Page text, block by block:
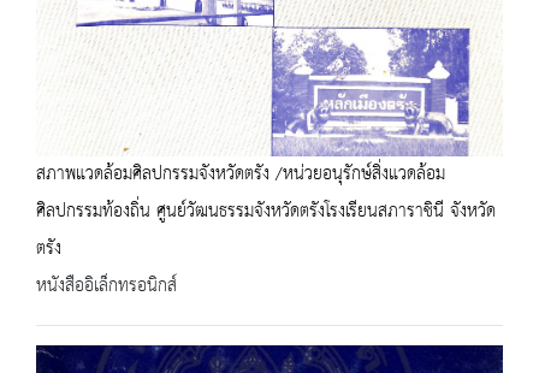
สภาพแวดล้อมศิลปกรรมจังหวัดตรัง /หน่วยอนุรักษ์สิ่งแวดล้อม
ศิลปกรรมท้องถิ่น ศูนย์วัฒนธรรมจังหวัดตรังโรงเรียนสภาราชินี จังหวัด
ตรัง
หนังสืออิเล็กทรอนิกส์